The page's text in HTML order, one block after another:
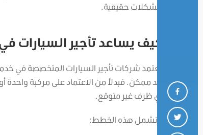
مشكلات حقيقية.
كيف يساعد تأجير السيارات
تعتمد شركات تأجير السيارات المتخصصة في
حد ممكن. فبدلاً من الاعتماد على مركبة
أي ظرف غير متوقع.
وتشمل هذه الخطط: